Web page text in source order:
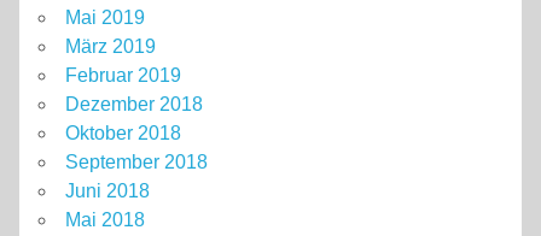
Mai 2019
März 2019
Februar 2019
Dezember 2018
Oktober 2018
September 2018
Juni 2018
Mai 2018